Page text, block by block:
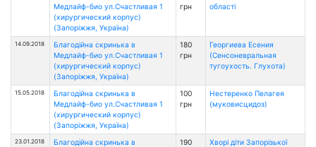
Медлайф-био ул.Счастливая 1
(хирургический корпус)
(Запоріжжя, Україна)
грн
області
14.09.2018
Благодійна скринька в
Медлайф-био ул.Счастливая 1
(хирургический корпус)
(Запоріжжя, Україна)
180
грн
Георгиева Есения
(Сенсоневральная
тугоухость. Глухота)
15.05.2018
Благодійна скринька в
Медлайф-био ул.Счастливая 1
(хирургический корпус)
(Запоріжжя, Україна)
100
грн
Нестеренко Пелагея
(муковисцидоз)
23.01.2018
Благодійна скринька в
190
Хворі діти Запорізької